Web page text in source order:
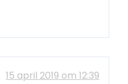
15 april 2019 om 12:39